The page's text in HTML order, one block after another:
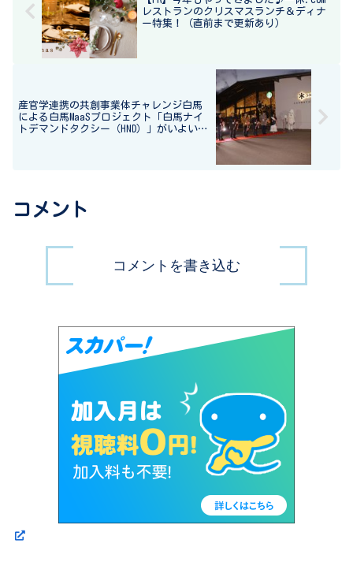
レストランのクリスマスランチ＆ディナ
ー特集！（直前まで更新あり）
産官学連携の共創事業体チャレンジ白馬
による白馬MaaSプロジェクト「白馬ナイ
トデマンドタクシー（HND）」がいよいよ
コメント
コメントを書き込む